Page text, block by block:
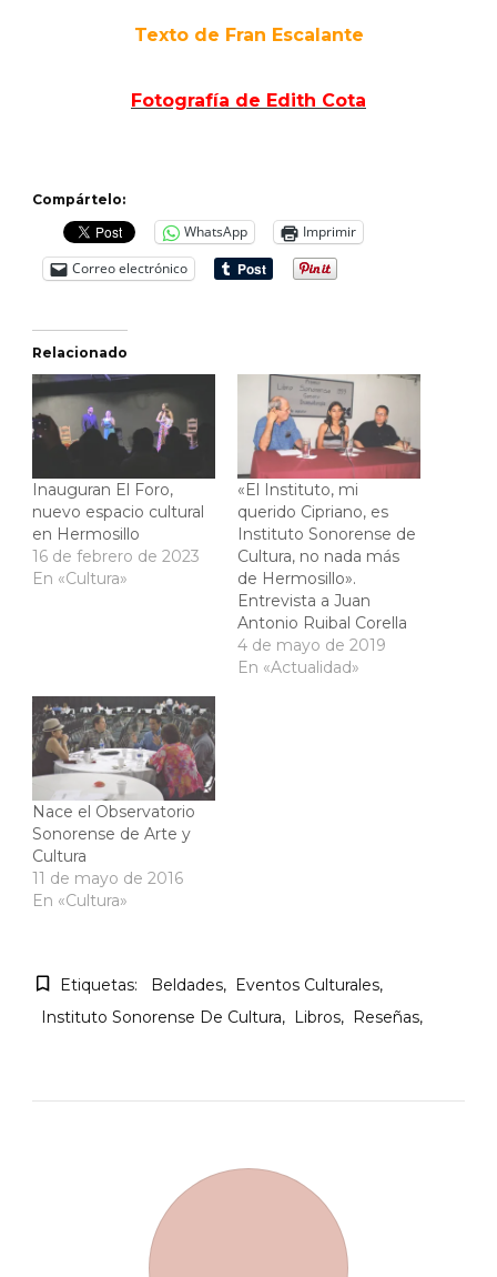
Texto de Fran Escalante
Fotografía de Edith Cota
Compártelo:
WhatsApp
Imprimir
Correo electrónico
Relacionado
Inauguran El Foro,
nuevo espacio cultural
en Hermosillo
16 de febrero de 2023
En «Cultura»
«El Instituto, mi
querido Cipriano, es
Instituto Sonorense de
Cultura, no nada más
de Hermosillo».
Entrevista a Juan
Antonio Ruibal Corella
4 de mayo de 2019
En «Actualidad»
Nace el Observatorio
Sonorense de Arte y
Cultura
11 de mayo de 2016
En «Cultura»
Etiquetas: Beldades
Eventos Culturales
Instituto Sonorense De Cultura
Libros Reseñas